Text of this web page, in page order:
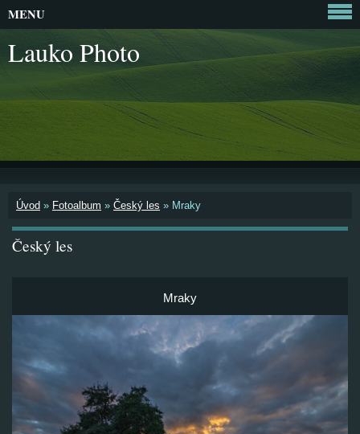
Lauko Photo
Úvod » Fotoalbum » Český les » Mraky
Český les
Mraky
MENU